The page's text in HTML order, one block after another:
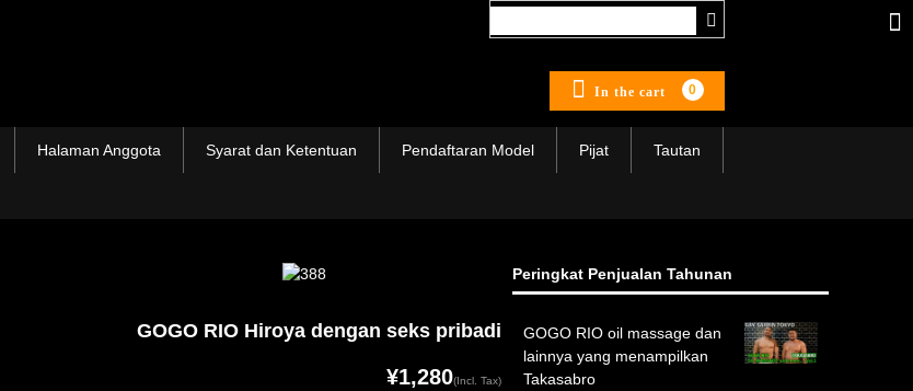
In the cart 0
Halaman Anggota Syarat dan Ketentuan Pendaftaran Model Pijat Tautan
GOGO RIO Hiroya dengan seks pribadi
¥1,280(Incl. Tax)
Peringkat Penjualan Tahunan
GOGO RIO oil massage dan
lainnya yang menampilkan
Takasabro